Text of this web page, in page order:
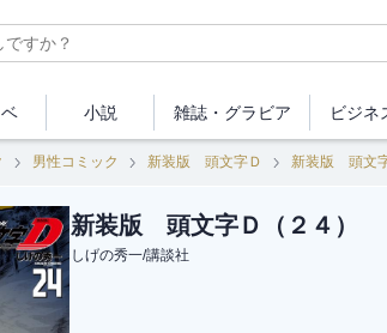
小説 雑誌・ グラビア ビジネ
男性コミック 新装版 頭文字Ｄ 新装版 頭文
新装版 頭文字Ｄ（２４）
しげの秀一/講談社